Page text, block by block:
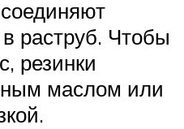
раструб. Чтобы
резинки
маслом или